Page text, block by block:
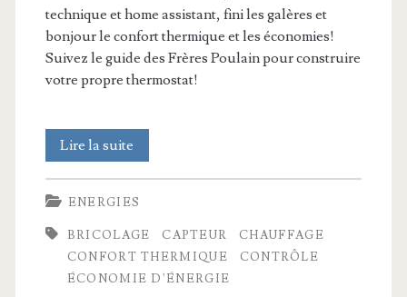
technique et home assistant, fini les galères et
bonjour le confort thermique et les économies!
Suivez le guide des Frères Poulain pour construire
votre propre thermostat!
Lire la suite
fabrique
un
thermostat
connecté
ENERGIES
BRICOLAGE CAPTEUR
CHAUFFAGE
CONFORT THERMIQUE
CONTRÔLE
ÉCONOMIE D'ÉNERGIE